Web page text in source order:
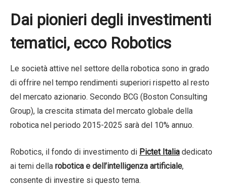
Dai pionieri degli investimenti
tematici, ecco Robotics
Le società attive nel settore della robotica sono in grado
di offrire nel tempo rendimenti superiori rispetto al resto
del mercato azionario. Secondo BCG (Boston Consulting
Group), la crescita stimata del mercato globale della
robotica nel periodo 2015-2025 sarà del 10% annuo.
Robotics, il fondo di investimento di Pictet Italia dedicato
ai temi della robotica e dell’intelligenza artificiale,
consente di investire si questo tema.